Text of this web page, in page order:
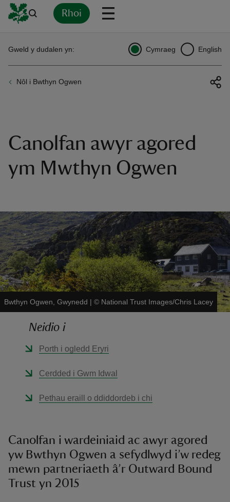
Rhoi
Nôl i Bwthyn Ogwen
Gweld y dudalen yn: Cymraeg English
Canolfan awyr agored
ym Mwthyn Ogwen
Bwthyn Ogwen, Gwynedd | © National Trust Images/Chris Lacey
Neidio i
Porth i ogledd Eryri
Cerdded i Gwm Idwal
Pethau eraill o ddiddordeb i chi
Canolfan i wardeiniaid ac awyr agored
yw Bwthyn Ogwen a sefydlwyd i’w redeg
mewn partneriaeth â’r Outward Bound
Trust yn 2015